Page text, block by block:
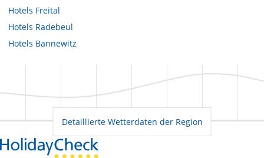
Hotels Freital
Hotels Radebeul
Hotels Bannewitz
Detaillierte Wetterdaten der Region